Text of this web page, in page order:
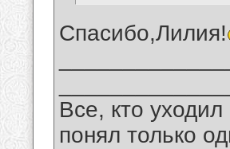
Спасибо,Лилия!
Все, кто
понял только